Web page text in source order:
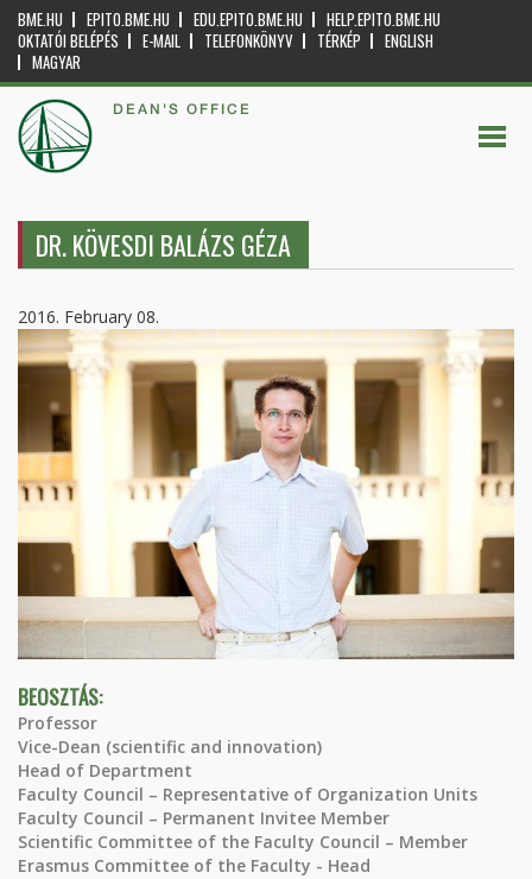
BME.HU EPITO.BME.HU EDU.EPITO.BME.HU
HELP.EPITO.BME.HU
OKTATÓI BELÉPÉS
E-MAIL TELEFONKÖNYV TÉRKÉP
ENGLISH
MAGYAR
DEAN'S OFFICE
DR. KÖVESDI BALÁZS GÉZA
2016. February 08.
BEOSZTÁS:
Professor
Vice-Dean (scientific and innovation)
Head of Department
Faculty Council – Representative of Organization Units
Faculty Council – Permanent Invitee Member
Scientific Committee of the Faculty Council – Member
Erasmus Committee of the Faculty - Head